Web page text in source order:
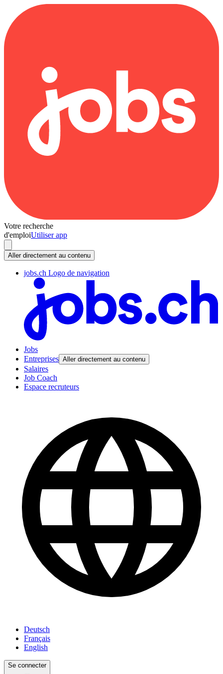
Votre recherche
d'emploiUtiliser app
Aller directement au contenu
jobs.ch Logo de navigation
Jobs
Entreprises Aller directement au contenu
Salaires
Job Coach
Espace recruteurs
Deutsch
Français
English
Se connecter